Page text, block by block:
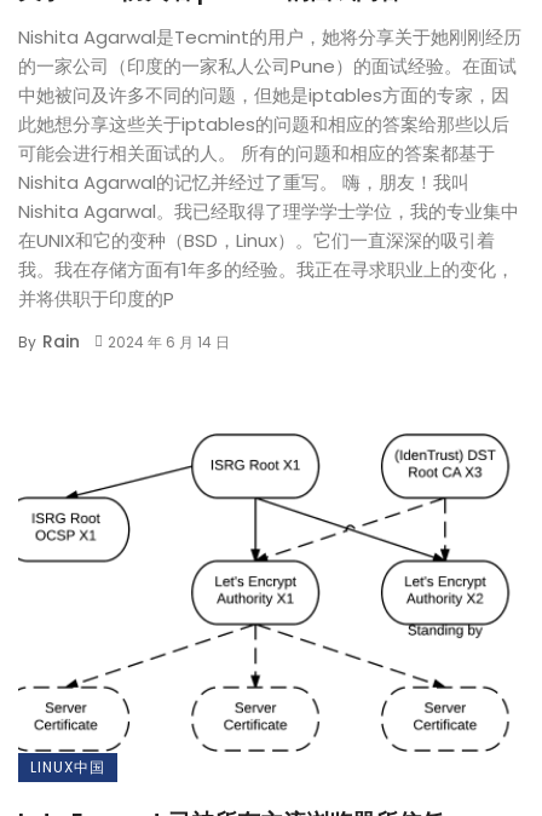
Nishita Agarwal是Tecmint的用户，她将分享关于她刚刚经历
的一家公司（印度的一家私人公司Pune）的面试经验。在面试
中她被问及许多不同的问题，但她是iptables方面的专家，因
此她想分享这些关于iptables的问题和相应的答案给那些以后
可能会进行相关面试的人。 所有的问题和相应的答案都基于
Nishita Agarwal的记忆并经过了重写。 嗨，朋友！我叫
Nishita Agarwal。我已经取得了理学学士学位，我的专业集中
在UNIX和它的变种（BSD，Linux）。它们一直深深的吸引着
我。我在存储方面有1年多的经验。我正在寻求职业上的变化，
并将供职于印度的P
By Rain 2024 年 6 月 14 日
LINUX中国